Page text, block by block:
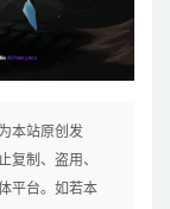
本站原创发
复制、盗用、
平台。如若本